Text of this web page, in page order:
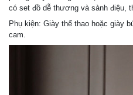
có set đồ dễ thương và sành điệu,
Phụ kiện: Giày thể thao hoặc giày
cam.